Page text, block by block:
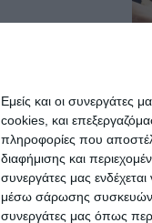
Εμείς και οι
cookies, και
πληροφορίες που
διαφήμισης και
συνεργάτες μας
μέσω σάρωσης συσκευών.
συνεργάτες μας όπως